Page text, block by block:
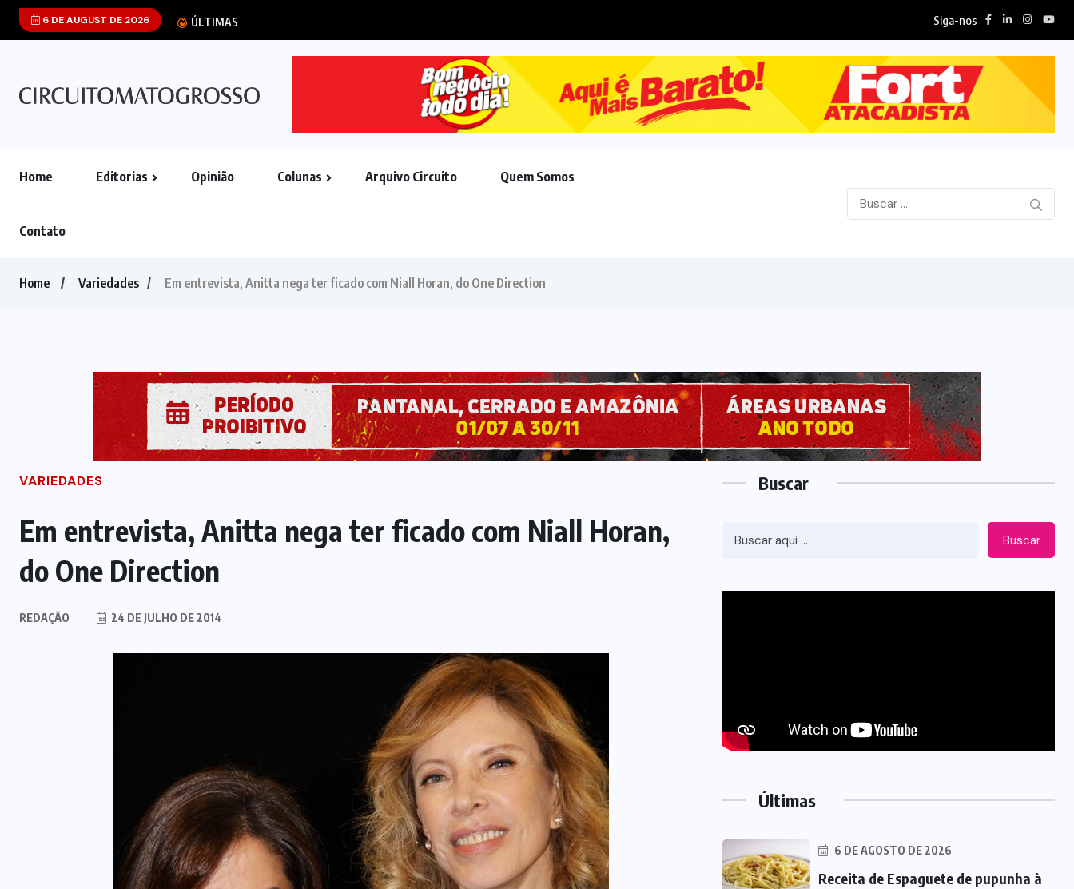
6 DE AUGUST DE 2026 ÚLTIMAS Siga-nos
Home Editorias Opinião Colunas Arquivo Circuito Quem Somos
Contato
Home Variedades Em entrevista, Anitta nega ter ficado com Niall Horan, do One Direction
VARIEDADES
Em entrevista, Anitta nega ter ficado com Niall Horan,
do One Direction
REDAÇÃO 24 DE JULHO DE 2014
Buscar
Buscar
Últimas
6 DE AGOSTO DE 2026
Receita de Espaguete de pupunha à